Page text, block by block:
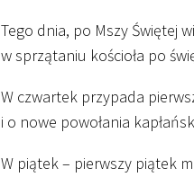
Tego dnia, po Mszy Świętej
w sprzątaniu kościoła po
W czwartek przypada
i o nowe powołania
W piątek – pierwszy piątek